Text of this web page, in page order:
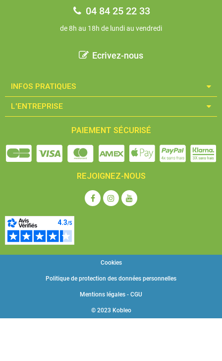
04 84 25 22 33
de 8h au 18h de lundi au vendredi
Ecrivez-nous
INFOS PRATIQUES​
L'ENTREPRISE​
PAIEMENT SÉCURISÉ
REJOIGNEZ-NOUS
© 2023 Kobleo
Mentions légales - CGU
Politique de protection des données personnelles
Cookies